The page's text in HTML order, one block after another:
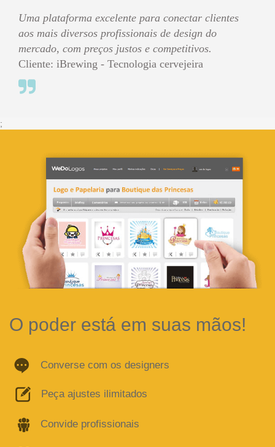
Uma plataforma excelente para conectar clientes
aos mais diversos profissionais de design do
mercado, com preços justos e competitivos.
Cliente: iBrewing - Tecnologia cervejeira
;
O poder está em suas mãos!
Converse com os designers
Peça ajustes ilimitados
Convide profissionais